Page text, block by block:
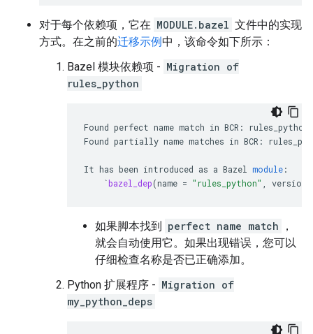
对于每个依赖项，它在 MODULE.bazel 文件中的实现
方式。在之前的迁移示例中，该命令如下所示：
Bazel 模块依赖项 - Migration of
rules_python
Found perfect name match in BCR :
rules_python
Found partially name matches in BCR :
It has been introduced as a Bazel module:
`bazel_dep(name = "rules_python" version
如果脚本找到 perfect name match
，
就会自动使用它。如果出现错误，您可以
仔细检查名称是否已正确添加。
Python 扩展程序 - Migration of
my_python_deps